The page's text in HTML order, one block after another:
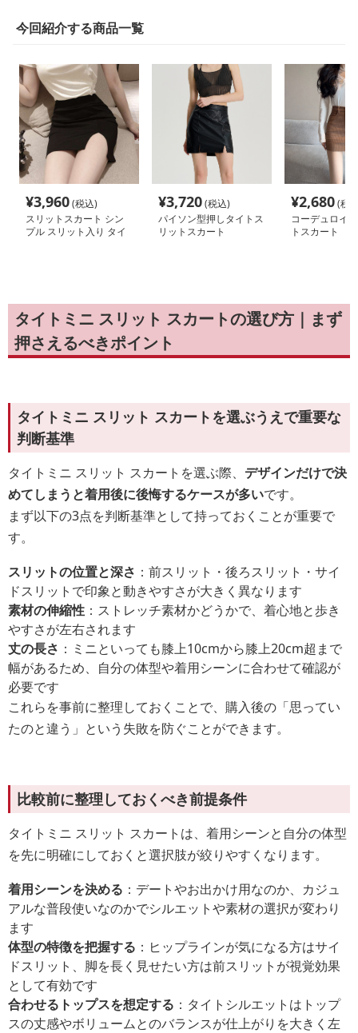
今回紹介する商品一覧
¥3,960(税込)
スリットスカート シン
プル スリット入り タイ
¥3,720(税込)
パイソン型押しタイトス
リットスカート
¥2,680(税
コーデュロイ
トスカート
タイトミニ スリット スカートの選び方｜まず
押さえるべきポイント
タイトミニ スリット スカートを選ぶうえで重要な
判断基準
タイトミニ スリット スカートを選ぶ際、 デザインだけで決
めてしまうと着用後に後悔するケースが多いです。
まず以下の3点を判断基準として持っておくことが重要で
す。
スリットの位置と深さ ：前スリット・後ろスリット・サイ
ドスリットで印象と動きやすさが大きく異なります
素材の伸縮性 ：ストレッチ素材かどうかで、着心地と歩き
やすさが左右されます
丈の長さ ：ミニといっても膝上10cmから膝上20cm超まで
幅があるため、自分の体型や着用シーンに合わせて確認が
必要です
これらを事前に整理しておくことで、購入後の「思ってい
たのと違う」という失敗を防ぐことができます。
比較前に整理しておくべき前提条件
タイトミニ スリット スカートは、着用シーンと自分の体型
を先に明確にしておくと選択肢が絞りやすくなります。
着用シーンを決める ：デートやお出かけ用なのか、カジュ
アルな普段使いなのかでシルエットや素材の選択が変わり
ます
体型の特徴を把握する ：ヒップラインが気になる方はサイ
ドスリット、脚を長く見せたい方は前スリットが視覚効果
として有効です
合わせるトップスを想定する ：タイトシルエットはトップ
スの丈感やボリュームとのバランスが仕上がりを大きく左